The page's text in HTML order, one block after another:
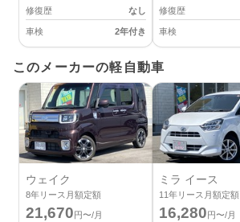
修復歴 なし
車検 2年付き
修復歴
車検
このメーカーの軽自動車
ウェイク
8年リース月額定額
21,670円〜/月
ミラ イース
11年リース月額定額
16,280円〜/月